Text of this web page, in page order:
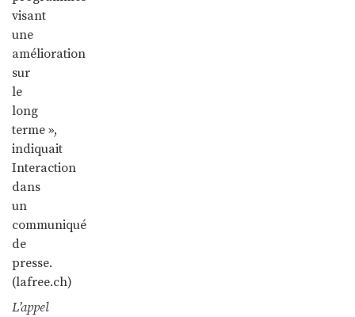
visant
une
amélioration
sur
le
long
terme »,
indiquait
Interaction
dans
un
communiqué
de
presse.
(lafree.ch)
L’appel